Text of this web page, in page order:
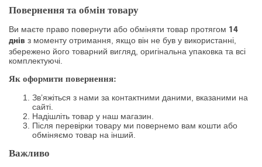
Повернення та обмін товару
Ви маєте право повернути або обміняти товар протягом 14
днів з моменту отримання, якщо він не був у використанні,
збережено його товарний вигляд, оригінальна упаковка та всі
комплектуючі.
Як оформити повернення:
Зв’яжіться з нами за контактними даними, вказаними на
сайті.
Надішліть товар у наш магазин.
Після перевірки товару ми повернемо вам кошти або
обміняємо товар на інший.
Важливо